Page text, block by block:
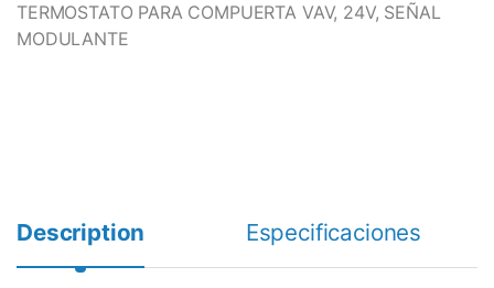
TERMOSTATO PARA COMPUERTA VAV, 24V, SEÑAL
MODULANTE
Description Especificaciones